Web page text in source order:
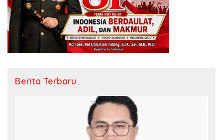
Berita Terbaru